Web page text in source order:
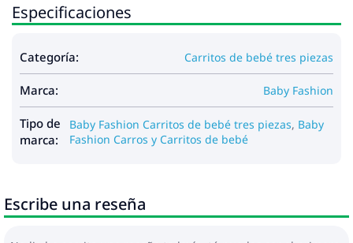
ecológico
- cinturones de seguridad ajustables de 5 puntos
- parachoques extraíble
- ruedas: inflables
- absorción de impactos en todas las ruedas
- freno central
- carro de la compra
- función de soporte
- función de porteo del bebé
Especificaciones
Categoría: Carritos de bebé tres piezas
Marca: Baby Fashion
Tipo de
marca:
Baby Fashion Carritos de bebé tres piezas, Baby
Fashion Carros y Carritos de bebé
Escribe una reseña